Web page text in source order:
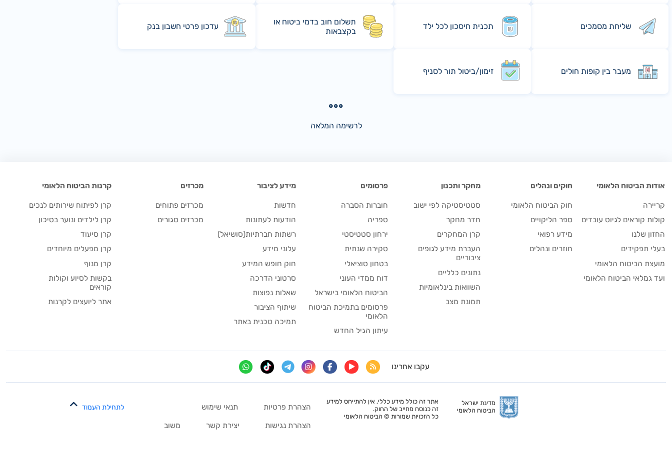
שליחת מסמכים תכנית חיסכון לכל ילד
תשלום חוב בדמי ביטוח או
בקצבאות
עדכון פרטי חשבון בנק
מעבר בין קופות חולים זימון/ביטול תור לסניף
לרשימה המלאה
אודות הביטוח הלאומי
קריירה
קולות קוראים לגיוס עובדים
החזון שלנו
בעלי תפקידים
מועצת הביטוח הלאומי
ועד גמלאי הביטוח הלאומי
חוקים ונהלים
חוק הביטוח הלאומי
ספר הליקויים
מידע רפואי
חוזרים ונהלים
מחקר ותכנון
סטטיסטיקה לפי ישוב
חדר מחקר
קרן המחקרים
העברת מידע לגופים
ציבוריים
נתונים כלליים
השוואות בינלאומיות
תמונת מצב
פרסומים
חוברות הסברה
ספריה
ירחון סטטיסטי
סקירה שנתית
בטחון סוציאלי
דוח ממדי העוני
הביטוח הלאומי בישראל
פרסומים בתמיכת הביטוח
הלאומי
עיתון הגיל החדש
מידע לציבור
חדשות
הודעות לעתונות
רשתות חברתיות(סושיאל)
עלוני מידע
חוק חופש המידע
סרטוני הדרכה
שאלות נפוצות
שיתוף הציבור
תמיכה טכנית באתר
מכרזים
מכרזים פתוחים
מכרזים סגורים
קרנות הביטוח הלאומי
קרן לפיתוח שירותים לנכים
קרן לילדים ונוער בסיכון
קרן סיעוד
קרן מפעלים מיוחדים
קרן מנוף
בקשות לסיוע וקולות
קוראים
אתר ליועצים לקרנות
מדינת ישראל
הביטוח הלאומי
אתר זה כולל מידע כללי, אין להתייחס למידע
זה כנוסח מחייב של החוק.
כל הזכויות שמורות © הביטוח הלאומי
עקבו אחרינו
הצהרת פרטיות תנאי שימוש
הצהרת נגישות יצירת קשר משוב
לתחילת העמוד